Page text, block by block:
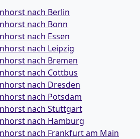
nach Berlin
nach Bonn
nach Essen
nach Leipzig
nach Bremen
nach Cottbus
nach Dresden
nach Potsdam
nach Stuttgart
nach Hamburg
nach Frankfurt am Main